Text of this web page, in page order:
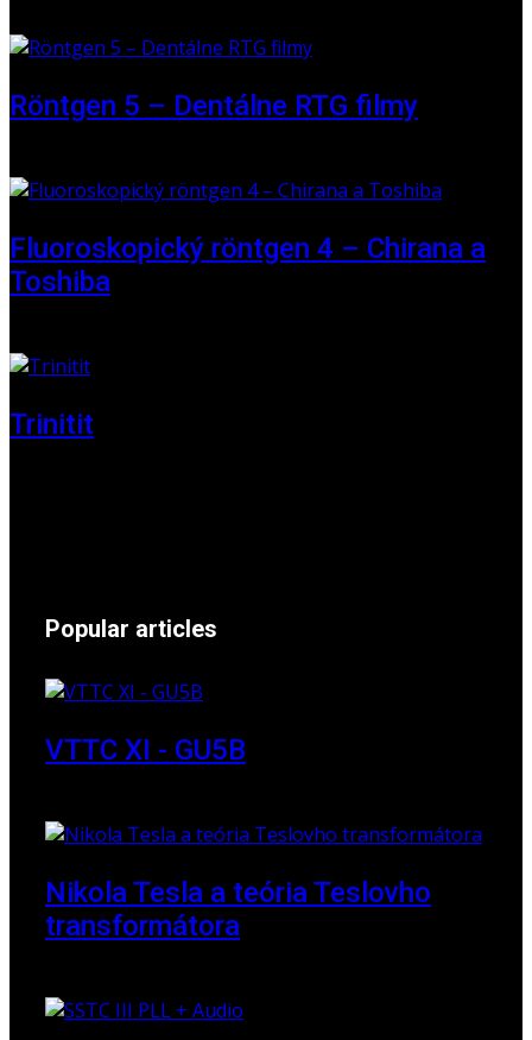
Röntgen 5 – Dentálne RTG filmy
Fluoroskopický röntgen 4 – Chirana a
Toshiba
Trinitit
Popular articles
VTTC XI - GU5B
Nikola Tesla a teória Teslovho
transformátora